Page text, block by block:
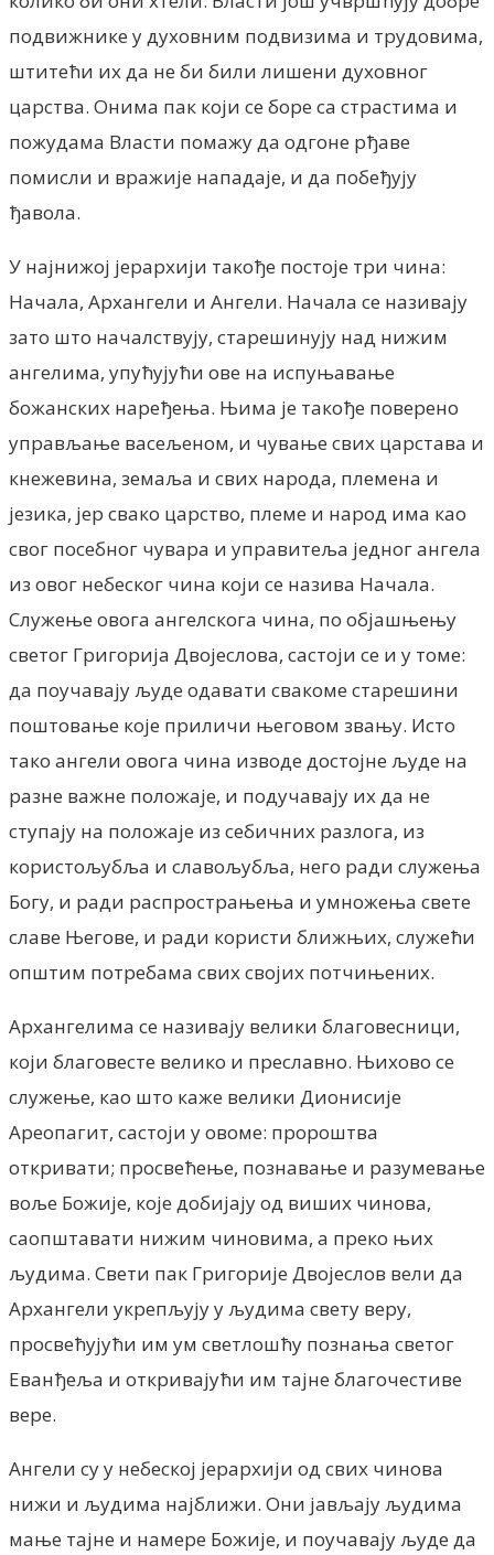
подвижнике у духовним подвизима и трудовима,
штитећи их да не би били лишени духовног
царства. Онима пак који се боре са страстима и
пожудама Власти помажу да одгоне рђаве
помисли и вражије нападаје, и да побеђују
ђавола.
У најнижој јерархији такође постоје три чина:
Начала, Архангели и Ангели. Начала се називају
зато што началствују, старешинују над нижим
ангелима, упућујући ове на испуњавање
божанских наређења. Њима је такође поверено
управљање васељеном, и чување свих царстава и
кнежевина, земаља и свих народа, племена и
језика, јер свако царство, племе и народ има као
свог посебног чувара и управитеља једног ангела
из овог небеског чина који се назива Начала.
Служење овога ангелскога чина, по објашњењу
светог Григорија Двојеслова, састоји се и у томе:
да поучавају људе одавати свакоме старешини
поштовање које приличи његовом звању. Исто
тако ангели овога чина изводе достојне људе на
разне важне положаје, и подучавају их да не
ступају на положаје из себичних разлога, из
користољубља и славољубља, него ради служења
Богу, и ради распрострањења и умножења свете
славе Његове, и ради користи ближњих, служећи
општим потребама свих својих потчињених.
Архангелима се називају велики благовесници,
који благовесте велико и преславно. Њихово се
служење, као што каже велики Дионисије
Ареопагит, састоји у овоме: пророштва
откривати; просвећење, познавање и разумевање
воље Божије, које добијају од виших чинова,
саопштавати нижим чиновима, a преко њих
људима. Свети пак Григорије Двојеслов вели да
Архангели укрепљују у људима свету веру,
просвећујући им ум светлошћу познања светог
Еванђеља и откривајући им тајне благочестиве
вере.
Ангели су у небеској јерархији од свих чинова
нижи и људима најближи. Они јављају људима
мање тајне и намере Божије, и поучавају људе да